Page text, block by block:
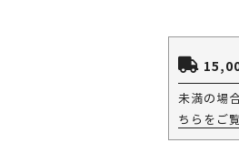
未満の場
ちらをご